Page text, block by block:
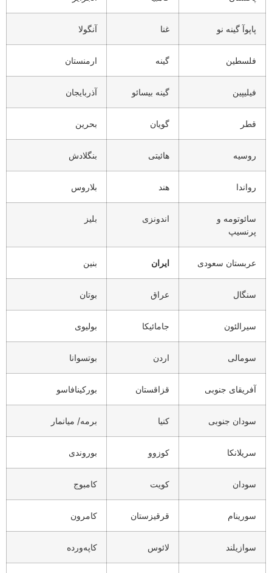
پاپوآ گینه نو غنا آنگولا
فلسطین گینه ارمنستان
فیلیپین گینه بیسائو آذربایجان
قطر گویان بحرین
روسیه هائیتی بنگلادش
رواندا هند بلاروس
سائوتومه و
پرنسیپ
اندونزی بلیز
عربستان سعودی ایران بنین
سنگال عراق بوتان
سیرالئون جامائیکا بولیوی
سومالی اردن بوتسوانا
آفریقای جنوبی قزاقستان بورکینافاسو
سودان جنوبی کنیا برمه/ میانمار
سریلانکا کوزوو بوروندی
سودان کویت کامبوج
سورینام قرقیزستان کامرون
سوازیلند لائوس کاپه‌ورده